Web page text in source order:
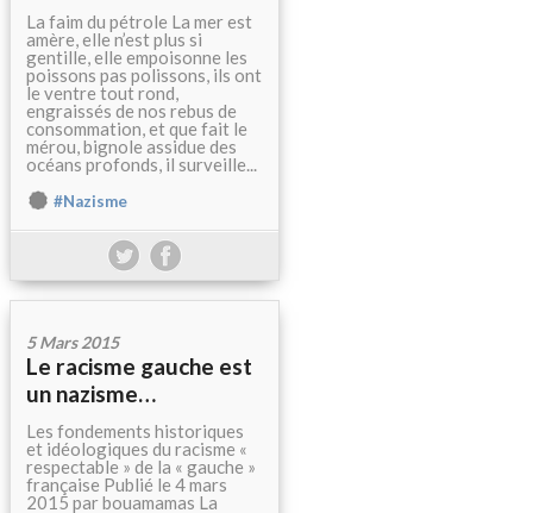
La faim du pétrole La mer est
amère, elle n’est plus si
gentille, elle empoisonne les
poissons pas polissons, ils ont
le ventre tout rond,
engraissés de nos rebus de
consommation, et que fait le
mérou, bignole assidue des
océans profonds, il surveille...
#Nazisme
5 Mars 2015
Le racisme gauche est
un nazisme…
Les fondements historiques
et idéologiques du racisme «
respectable » de la « gauche »
française Publié le 4 mars
2015 par bouamamas La